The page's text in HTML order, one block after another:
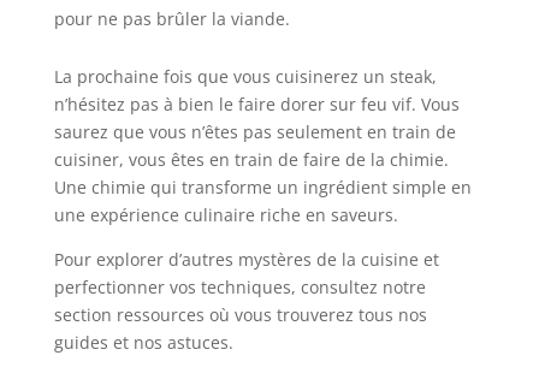
pour ne pas brûler la viande.
La prochaine fois que vous cuisinerez un steak,
n’hésitez pas à bien le faire dorer sur feu vif. Vous
saurez que vous n’êtes pas seulement en train de
cuisiner, vous êtes en train de faire de la chimie.
Une chimie qui transforme un ingrédient simple en
une expérience culinaire riche en saveurs.
Pour explorer d’autres mystères de la cuisine et
perfectionner vos techniques, consultez notre
section ressources où vous trouverez tous nos
guides et nos astuces.